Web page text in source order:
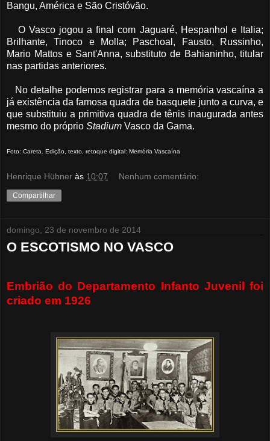
Bangu, América e São Cristóvão.
O Vasco jogou a final com Jaguaré, Hespanhol e Italia;
Brilhante, Tinoco e Molla; Paschoal, Fausto, Russinho,
Mario Mattos e Sant'Anna, substituto de Bahianinho, titular
nas partidas anteriores.
No detalhe podemos registrar para a memória vascaína a
já existência da famosa quadra de basquete junto a curva, e
que substituiu a primitiva quadra de tênis inaugurada antes
mesmo do próprio Stadium Vasco da Gama.
Foto: Careta. Edição, texto, retoque digital: Memória Vascaína
Henrique Hübner às 10:07 Nenhum comentário:
Compartilhar
domingo, 23 de novembro de 2014
O ESCOTISMO NO VASCO
Embrião do Departamento Infanto Juvenil foi
criado em 1926